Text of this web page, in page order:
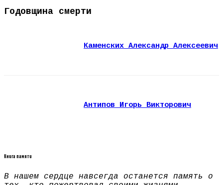
Годовщина смерти
Каменских Александр Алексеевич
Антипов Игорь Викторович
Книга памяти
В нашем сердце навсегда останется память о